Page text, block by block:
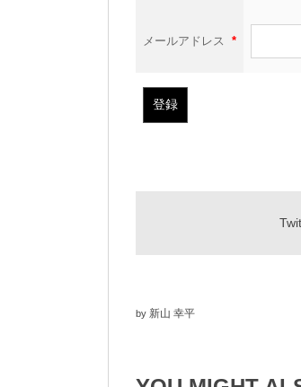
メールアドレス *
by 新山 幸平